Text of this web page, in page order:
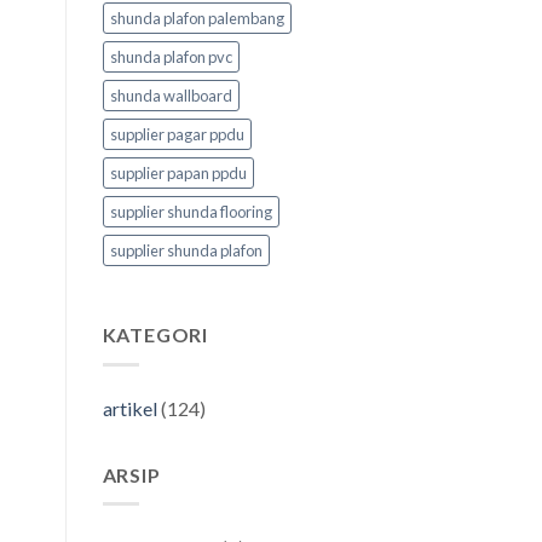
shunda plafon palembang
shunda plafon pvc
shunda wallboard
supplier pagar ppdu
supplier papan ppdu
supplier shunda flooring
supplier shunda plafon
KATEGORI
artikel(124)
ARSIP